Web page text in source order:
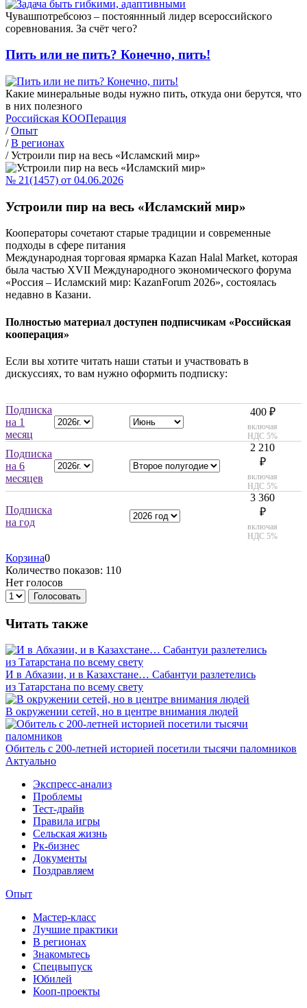
Чувашпотребсоюз – постояннный лидер всероссийского
соревнования. За счёт чего?
Пить или не пить? Конечно, пить!
Какие минеральные воды нужно пить, откуда они берутся, что
в них полезного
Российская КООПерация
/ Опыт
/ В регионах
/ Устроили пир на весь «Исламский мир»
№ 21(1457) от 04.06.2026
Устроили пир на весь «Исламский мир»
Кооператоры сочетают старые традиции и современные
подходы в сфере питания
Международная торговая ярмарка Kazan Halal Market, которая
была частью XVII Международного экономического форума
«Россия – Исламский мир: KazanForum 2026», состоялась
недавно в Казани.
Полностью материал доступен подписчикам «Российская
кооперация»
Если вы хотите читать наши статьи и участвовать в
дискуссиях, то вам нужно оформить подписку:
Подписка
на 1
месяц
400 ₽
включая
НДС 5%
Подписка
на 6
месяцев
2 210
₽
включая
НДС 5%
Подписка
на год
3 360
₽
включая
НДС 5%
Корзина0
Количество показов: 110
Нет голосов
Голосовать
Читать также
И в Абхазии, и в Казахстане… Сабантуи разлетелись
из Татарстана по всему свету
В окружении сетей, но в центре внимания людей
Обитель с 200-летней историей посетили тысячи паломников
Актуально
Экспресс-анализ
Проблемы
Тест-драйв
Правила игры
Сельская жизнь
Рк-бизнес
Документы
Поздравляем
Опыт
Мастер-класс
Лучшие практики
В регионах
Знакомьтесь
Спецвыпуск
Юбилей
Кооп-проекты